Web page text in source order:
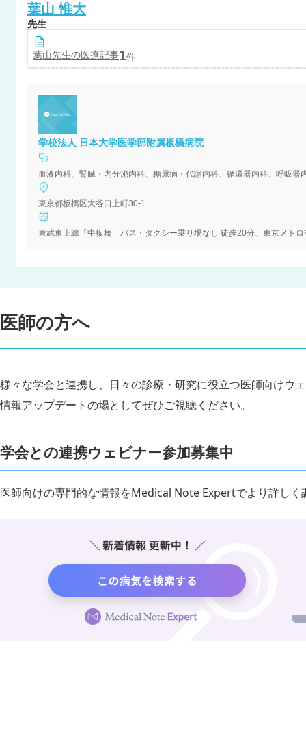
葉山 惟大
先生
葉山先生の医療記事1件
学校法人 日本大学医学部附属板橋病院
血液内科、腎臓・内分泌内科、糖尿病・代謝内科、循環器内科、呼吸
東京都板橋区大谷口上町30-1
東武東上線「中板橋」バス・タクシー乗り場なし 徒歩20分、東京メト
医師の方へ
様々な学会と連携し、日々の診療・研究に役立つ医師向けウ
情報アップデートの場としてぜひご視聴ください。
学会との連携ウェビナー参加募集中
医師向けの専門的な情報をMedical Note Expertでより詳しく